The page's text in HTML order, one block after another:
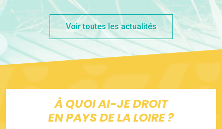
Voir toutes les actualités
À QUOI AI-JE DROIT
EN PAYS DE LA LOIRE ?